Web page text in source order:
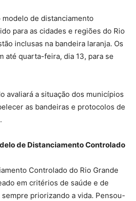
de distanciamento
para as cidades e regiões do Rio
inclusas na bandeira laranja. Os
até quarta-feira, dia 13, para se
avaliará a situação dos municípios
as bandeiras e protocolos de
de Distanciamento Controlado
Controlado do Rio Grande
em critérios de saúde e de
priorizando a vida. Pensou-